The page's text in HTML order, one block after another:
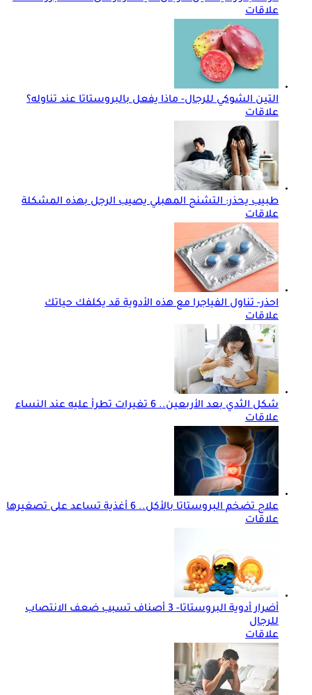
علاقات
التين الشوكي للرجال- ماذا يفعل بالبروستاتا عند تناوله؟
علاقات
طبيب يحذر: التشنج المهبلي يصيب الرجل بهذه المشكلة
علاقات
احذر- تناول الفياجرا مع هذه الأدوية قد يكلفك حياتك
علاقات
شكل الثدي بعد الأربعين.. 6 تغيرات تطرأ عليه عند النساء
علاقات
علاج تضخم البروستاتا بالأكل.. 6 أغذية تساعد على تصغيرها
علاقات
أضرار أدوية البروستاتا- 3 أصناف تسبب ضعف الانتصاب
للرجال
علاقات